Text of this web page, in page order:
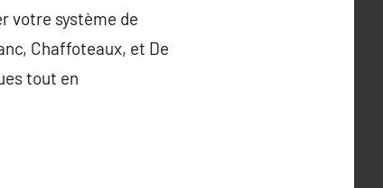
votre système de
Chaffoteaux, et De
tout en